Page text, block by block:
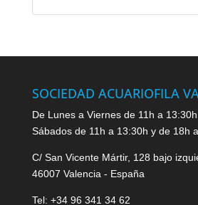
SOCIEDAD ACUARIOFILA
De Lunes a Viernes de 11h a
Sábados de 11h a 13:30h y de 18h
C/ San Vicente Mártir, 128 bajo
46007 Valencia - España
Tel: +34 96 341 34 62